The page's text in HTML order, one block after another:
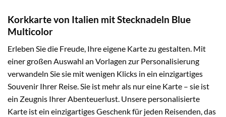
Korkkarte von Italien mit Stecknadeln Blue
Multicolor
Erleben Sie die Freude, Ihre eigene Karte zu gestalten. Mit
einer großen Auswahl an Vorlagen zur Personalisierung
verwandeln Sie sie mit wenigen Klicks in ein einzigartiges
Souvenir Ihrer Reise. Sie ist mehr als nur eine Karte – sie ist
ein Zeugnis Ihrer Abenteuerlust. Unsere personalisierte
Karte ist ein einzigartiges Geschenk für jeden Reisenden, das